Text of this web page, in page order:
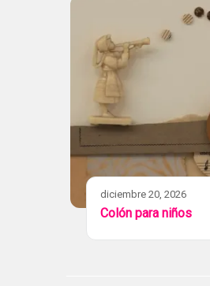
diciembre 20, 2026
Colón para niños